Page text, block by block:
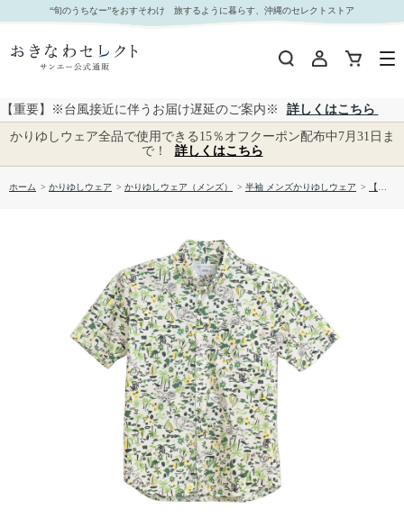
【送料無料】形態安定 ヨットハーバー柄 かりゆしウェアP1025-05｜おきなわセレクト サンエー
公式通販
“旬のうちなー”をおすそわけ 旅するように暮らす、沖縄のセレクトストア
【重要】※台風接近に伴うお届け遅延のご案内※
詳しくはこちら
かりゆしウェア全品で使用できる15％オフクーポン配布中7月31日ま
で！
詳しくはこちら
ホーム > かりゆしウェア > かりゆしウェア（メンズ） > 半袖 メンズかりゆしウェア > 【送料無料】形態安定 ヨットハーバー柄 かりゆしウェアP1025-05